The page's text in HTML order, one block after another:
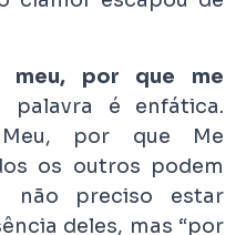
meu, por que me
palavra é enfática.
por que Me
os outros podem
não preciso estar
deles, mas “por